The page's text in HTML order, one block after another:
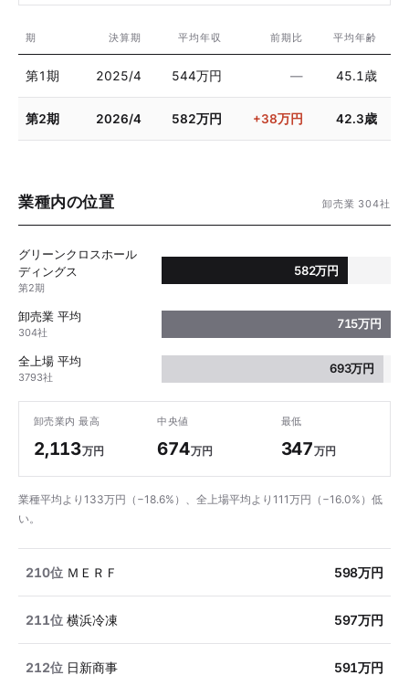
期 決算期 平均年収 前期比 平均年齢
第1期 2025/4 544万円 — 45.1歳
第2期 2026/4 582万円 +38万円 42.3歳
業種内の位置 卸売業 304社
グリーンクロスホール
ディングス
第2期
582万円
卸売業 平均
304社
715万円
全上場 平均
3793社
693万円
卸売業内 最高
2,113万円
中央値
674万円
最低
347万円
業種平均より133万円（−18.6%）、全上場平均より111万円（−16.0%）低
い。
210位 ＭＥＲＦ 598万円
211位 横浜冷凍 597万円
212位 日新商事 591万円